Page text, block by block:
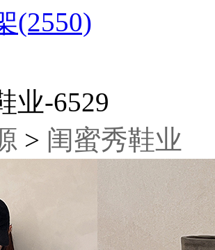
(2550)
业-6529
> 闺蜜秀鞋业